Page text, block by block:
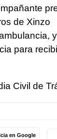
de Xinzo
para
Civil de
en Google